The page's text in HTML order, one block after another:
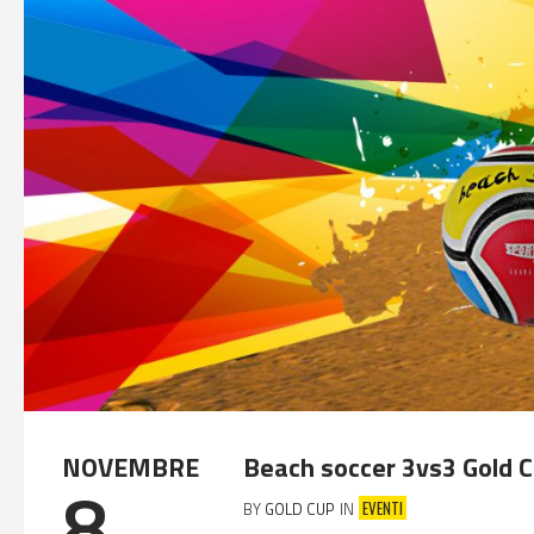
NOVEMBRE Beach soccer 3vs3 Gold
BY GOLD CUP IN EVENTI